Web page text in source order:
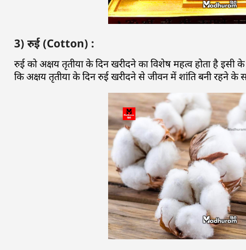
3) रुई (Cotton) :
रुई को अक्षय तृतीया के दिन खरीदने का विशेष महत्व होता है इसी
कि अक्षय तृतीया के दिन रुई खरीदने से जीवन में शांति बनी रहने के